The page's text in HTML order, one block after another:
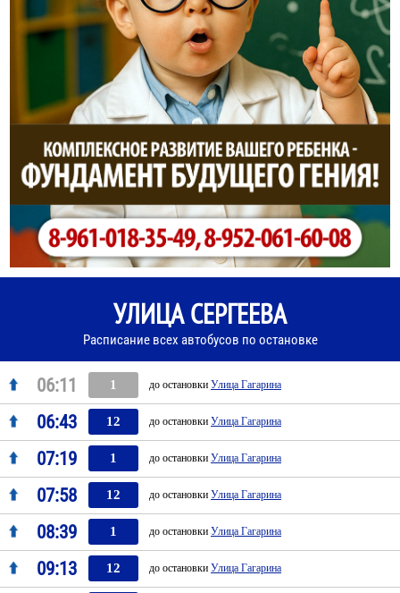
УЛИЦА СЕРГЕЕВА
Расписание всех автобусов по остановке
06:11 1 до остановки Улица Гагарина
06:43 12 до остановки Улица Гагарина
07:19 1 до остановки Улица Гагарина
07:58 12 до остановки Улица Гагарина
08:39 1 до остановки Улица Гагарина
09:13 12 до остановки Улица Гагарина